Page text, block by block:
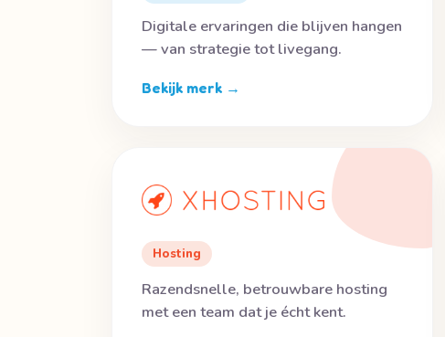
Digitale ervaringen die blijven hangen
— van strategie tot livegang.
Bekijk merk →
Hosting
Razendsnelle, betrouwbare hosting
met een team dat je écht kent.